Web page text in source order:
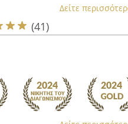
Δείτε
(41)